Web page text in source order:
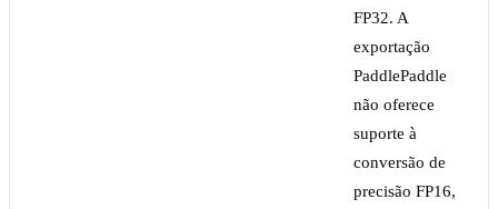
FP32. A
exportação
PaddlePaddle
não oferece
suporte à
conversão de
precisão FP16,